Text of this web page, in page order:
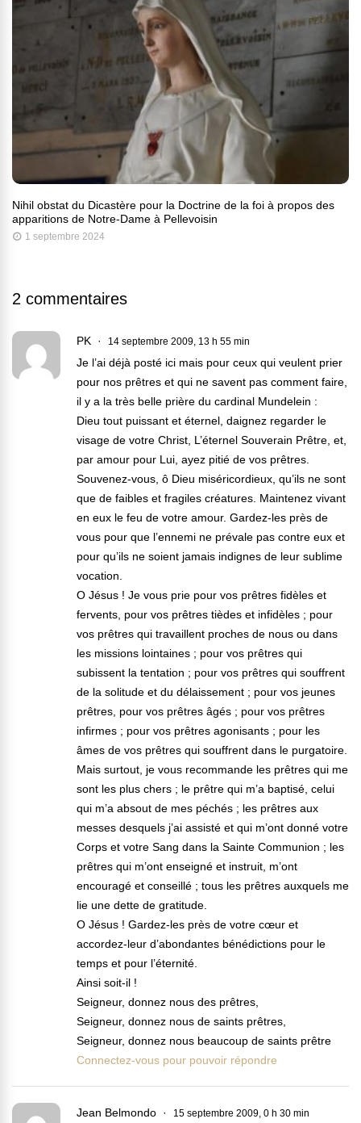
Nihil obstat du Dicastère pour la Doctrine de la foi à propos des
apparitions de Notre-Dame à Pellevoisin
1 septembre 2024
2 commentaires
PK 14 septembre 2009, 13 h 55 min
Je l’ai déjà posté ici mais pour ceux qui veulent prier
pour nos prêtres et qui ne savent pas comment faire,
il y a la très belle prière du cardinal Mundelein :
Dieu tout puissant et éternel, daignez regarder le
visage de votre Christ, L’éternel Souverain Prêtre, et,
par amour pour Lui, ayez pitié de vos prêtres.
Souvenez-vous, ô Dieu miséricordieux, qu’ils ne sont
que de faibles et fragiles créatures. Maintenez vivant
en eux le feu de votre amour. Gardez-les près de
vous pour que l’ennemi ne prévale pas contre eux et
pour qu’ils ne soient jamais indignes de leur sublime
vocation.
O Jésus ! Je vous prie pour vos prêtres fidèles et
fervents, pour vos prêtres tièdes et infidèles ; pour
vos prêtres qui travaillent proches de nous ou dans
les missions lointaines ; pour vos prêtres qui
subissent la tentation ; pour vos prêtres qui souffrent
de la solitude et du délaissement ; pour vos jeunes
prêtres, pour vos prêtres âgés ; pour vos prêtres
infirmes ; pour vos prêtres agonisants ; pour les
âmes de vos prêtres qui souffrent dans le purgatoire.
Mais surtout, je vous recommande les prêtres qui me
sont les plus chers ; le prêtre qui m’a baptisé, celui
qui m’a absout de mes péchés ; les prêtres aux
messes desquels j’ai assisté et qui m’ont donné votre
Corps et votre Sang dans la Sainte Communion ; les
prêtres qui m’ont enseigné et instruit, m’ont
encouragé et conseillé ; tous les prêtres auxquels me
lie une dette de gratitude.
O Jésus ! Gardez-les près de votre cœur et
accordez-leur d’abondantes bénédictions pour le
temps et pour l’éternité.
Ainsi soit-il !
Seigneur, donnez nous des prêtres,
Seigneur, donnez nous de saints prêtres,
Seigneur, donnez nous beaucoup de saints prêtre
Connectez-vous pour pouvoir répondre
Jean Belmondo 15 septembre 2009, 0 h 30 min